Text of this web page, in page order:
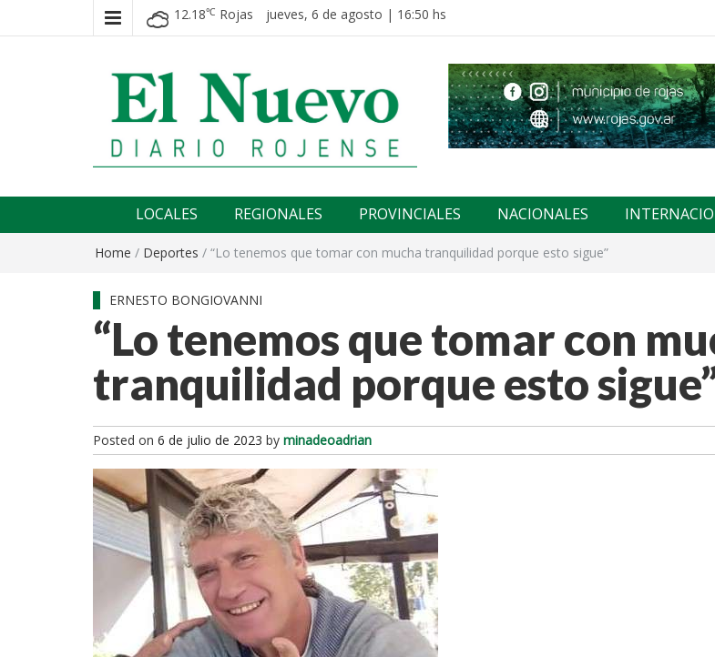
12.18℃ Rojas jueves, 6 de agosto | 16:50 hs
El nuevo rojense
LOCALES REGIONALES PROVINCIALES NACIONALES
Home / Deportes / “Lo tenemos que tomar con mucha tranquilidad porque esto sigue”
ERNESTO BONGIOVANNI
“Lo tenemos que tomar con
tranquilidad porque esto
Posted on 6 de julio de 2023 by minadeoadrian